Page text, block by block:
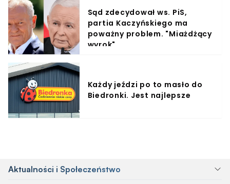
Sąd zdecydował ws. PiS,
partia Kaczyńskiego ma
poważny problem. "Miażdżący
wyrok"
Każdy jeździ po to masło do
Biedronki. Jest najlepsze
Aktualności i Społeczeństwo